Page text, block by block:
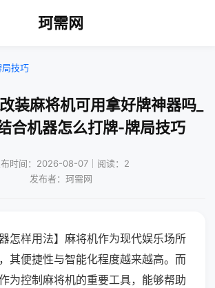
珂需网
局技巧
装麻将机可用拿好牌神器吗_
合机器怎么打牌-牌局技巧
时间：2026-08-07｜阅读：2
发布者：珂需网
器怎样用法】麻将机作为现代娱乐场所
其便捷性与智能化程度越来越高。而
为控制麻将机的重要工具，能够帮助